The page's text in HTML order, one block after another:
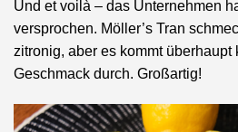
Und et voilà – das Unternehmen
versprochen. Möller’s Tran
zitronig, aber es kommt überhaupt
Geschmack durch. Großartig!